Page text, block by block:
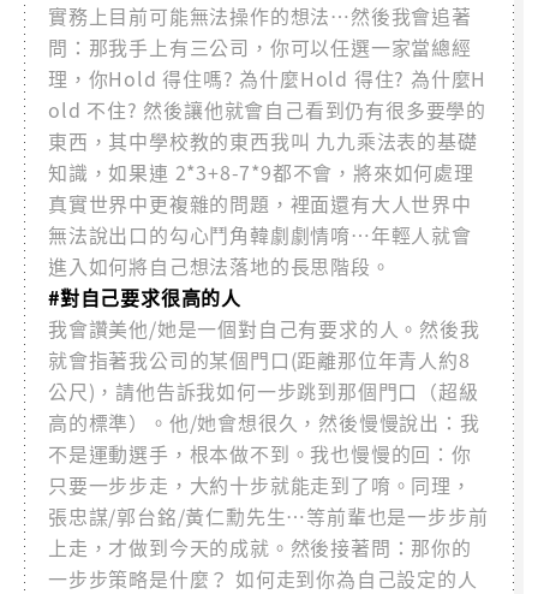
實務上目前可能無法操作的想法…然後我會追著
問：那我手上有三公司，你可以任選一家當總經
理，你Hold 得住嗎? 為什麼Hold 得住? 為什麼H
old 不住? 然後讓他就會自己看到仍有很多要學的
東西，其中學校教的東西我叫 九九乘法表的基礎
知識，如果連 2*3+8-7*9都不會，將來如何處理
真實世界中更複雜的問題，裡面還有大人世界中
無法說出口的勾心鬥角韓劇劇情唷…年輕人就會
進入如何將自己想法落地的長思階段。
#對自己要求很高的人
我會讚美他/她是一個對自己有要求的人。然後我
就會指著我公司的某個門口(距離那位年青人約8
公尺)，請他告訴我如何一步跳到那個門口（超級
高的標準）。他/她會想很久，然後慢慢說出：我
不是運動選手，根本做不到。我也慢慢的回：你
只要一步步走，大約十步就能走到了唷。同理，
張忠謀/郭台銘/黃仁勳先生…等前輩也是一步步前
上走，才做到今天的成就。然後接著問：那你的
一步步策略是什麼？ 如何走到你為自己設定的人